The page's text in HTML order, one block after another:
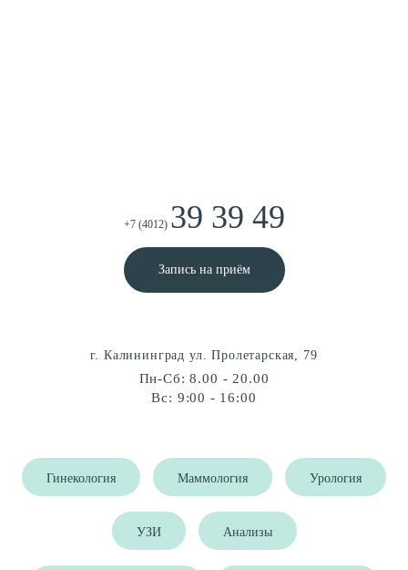
+7 (4012) 39 39 49
Запись на приём
г. Калининград ул. Пролетарская, 79
Пн-Сб: 8.00 - 20.00
Вс: 9:00 - 16:00
Гинекология Маммология Урология
УЗИ Анализы